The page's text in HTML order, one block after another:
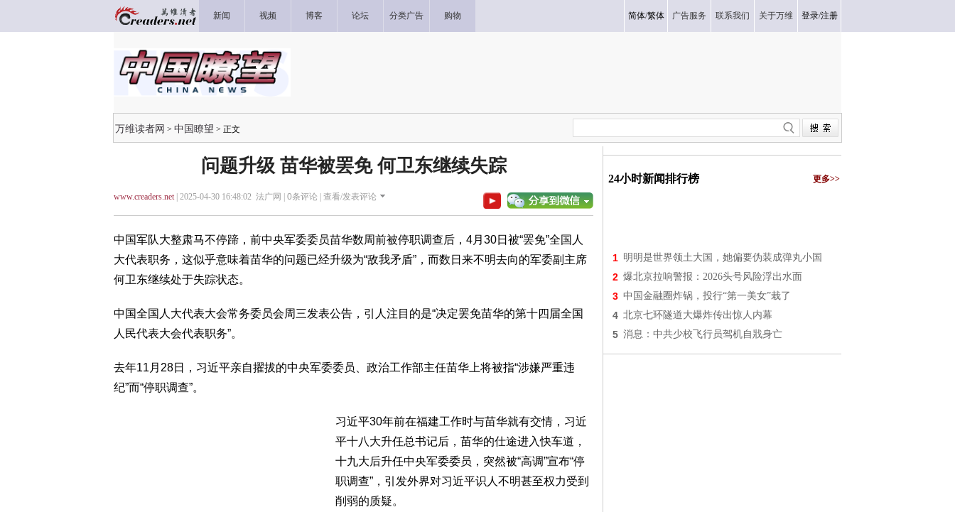
新闻 视频 博客 论坛 分类广告 购物 简体/繁体 广告服务 联系我们 关于万维 登录/注册
万维读者网 > 中国瞭望 > 正文
问题升级 苗华被罢免 何卫东继续失踪
www.creaders.net| 2025-04-30 16:48:02 法广网 | 0条评论 | 查看/发表评论
中国军队大整肃马不停蹄，前中央军委委员苗华数周前被停职调查后，4月30日被“罢免”全国人
大代表职务，这似乎意味着苗华的问题已经升级为“敌我矛盾”，而数日来不明去向的军委副主席
何卫东继续处于失踪状态。
中国全国人大代表大会常务委员会周三发表公告，引人注目的是“决定罢免苗华的第十四届全国
人民代表大会代表职务”。
去年11月28日，习近平亲自擢拔的中央军委委员、政治工作部主任苗华上将被指“涉嫌严重违
纪”而“停职调查”。
习近平30年前在福建工作时与苗华就有交情，习近
平十八大升任总书记后，苗华的仕途进入快车道，
十九大后升任中央军委委员，突然被“高调”宣布“停
职调查”，引发外界对习近平识人不明甚至权力受到
削弱的质疑。
24小时新闻排行榜 更多>>
1 明明是世界领土大国，她偏要伪装成弹丸小国
2 爆北京拉响警报：2026头号风险浮出水面
3 中国金融圈炸锅，投行“第一美女”栽了
4 北京七环隧道大爆炸传出惊人内幕
5 消息：中共少校飞行员驾机自戕身亡